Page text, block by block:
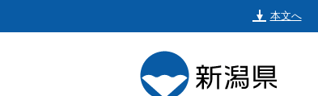
本文へ